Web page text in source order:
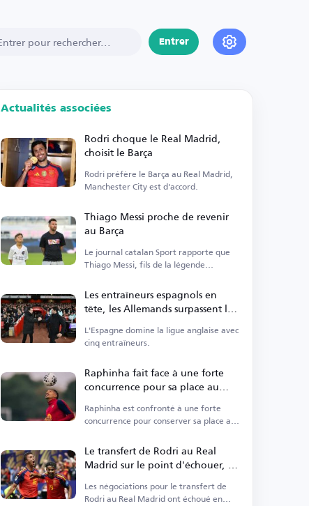
Entrer
Actualités associées
Rodri choque le Real Madrid,
choisit le Barça
Rodri préfère le Barça au Real Madrid,
Manchester City est d'accord.
Thiago Messi proche de revenir
au Barça
Le journal catalan Sport rapporte que
Thiago Messi, fils de la légende
Barça.
Les entraîneurs espagnols en
tête, les Allemands surpassent les
Anglais en Premier League
L'Espagne domine la ligue anglaise avec
cinq entraîneurs.
Raphinha fait face à une forte
concurrence pour sa place au
Barça
Raphinha est confronté à une forte
concurrence pour conserver sa place au
Le transfert de Rodri au Real
Madrid sur le point d'échouer, le
Barça entre dans la course
Les négociations pour le transfert de
Rodri au Real Madrid ont échoué en